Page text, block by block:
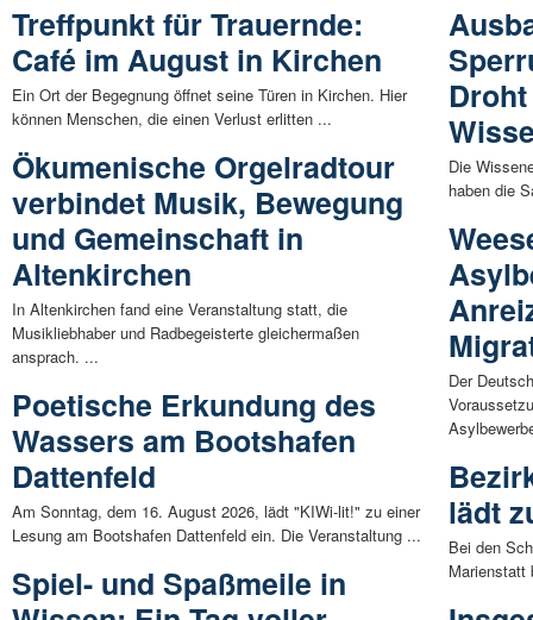
Treffpunkt für Trauernde:
Café im August in Kirchen
Ein Ort der Begegnung öffnet seine Türen in Kirchen. Hier
können Menschen, die einen Verlust erlitten ...
Ökumenische Orgelradtour
verbindet Musik, Bewegung
und Gemeinschaft in
Altenkirchen
In Altenkirchen fand eine Veranstaltung statt, die
Musikliebhaber und Radbegeisterte gleichermaßen
ansprach. ...
Poetische Erkundung des
Wassers am Bootshafen
Dattenfeld
Am Sonntag, dem 16. August 2026, lädt "KIWi-lit!" zu einer
Lesung am Bootshafen Dattenfeld ein. Die Veranstaltung ...
Spiel- und Spaßmeile in
Die
haben die
Der
lädt
Bei den
Marienstatt